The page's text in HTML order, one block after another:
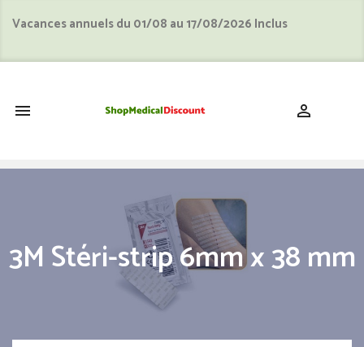
Vacances annuels du 01/08 au 17/08/2026 Inclus
 
3M Stéri-strip 6mm x 38 mm